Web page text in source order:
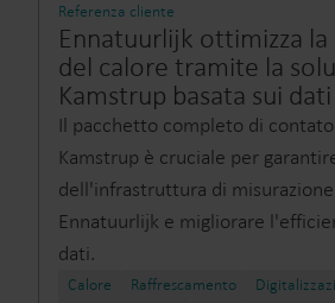
Referenza cliente
Ennatuurlijk ottimizza
del calore tramite la
Kamstrup basata sui dati
Il pacchetto completo di
Kamstrup è cruciale per
dell'infrastruttura di
Ennatuurlijk e migliorare
dati.
Calore Raffrescamento